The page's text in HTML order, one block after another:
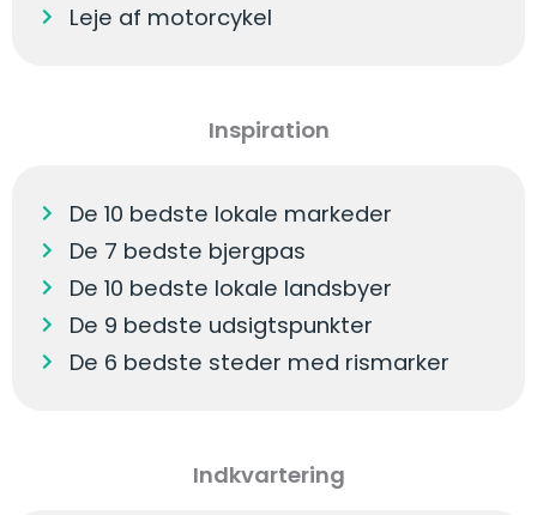
Leje af motorcykel
Inspiration
De 10 bedste lokale markeder
De 7 bedste bjergpas
De 10 bedste lokale landsbyer
De 9 bedste udsigtspunkter
De 6 bedste steder med rismarker
Indkvartering